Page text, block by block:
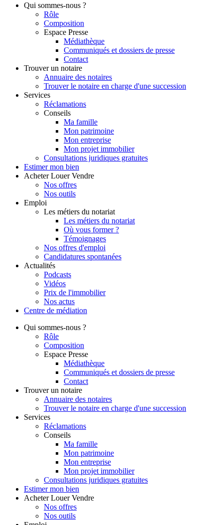
Qui sommes-nous ?
Rôle
Composition
Espace Presse
Médiathèque
Communiqués et dossiers de presse
Contact
Trouver un notaire
Annuaire des notaires
Trouver le notaire en charge d'une succession
Services
Réclamations
Conseils
Ma famille
Mon patrimoine
Mon entreprise
Mon projet immobilier
Consultations juridiques gratuites
Estimer mon bien
Acheter Louer Vendre
Nos offres
Nos outils
Emploi
Les métiers du notariat
Les métiers du notariat
Où vous former ?
Témoignages
Nos offres d'emploi
Candidatures spontanées
Actualités
Podcasts
Vidéos
Prix de l'immobilier
Nos actus
Centre de médiation
Qui sommes-nous ?
Rôle
Composition
Espace Presse
Médiathèque
Communiqués et dossiers de presse
Contact
Trouver un notaire
Annuaire des notaires
Trouver le notaire en charge d'une succession
Services
Réclamations
Conseils
Ma famille
Mon patrimoine
Mon entreprise
Mon projet immobilier
Consultations juridiques gratuites
Estimer mon bien
Acheter Louer Vendre
Nos offres
Nos outils